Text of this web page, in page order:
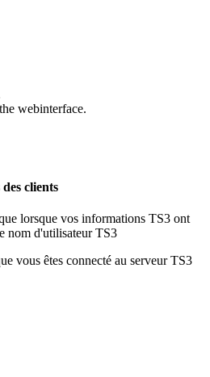
webinterface.
clients
lorsque vos informations TS3 ont
nom d'utilisateur TS3
vous êtes connecté au serveur TS3